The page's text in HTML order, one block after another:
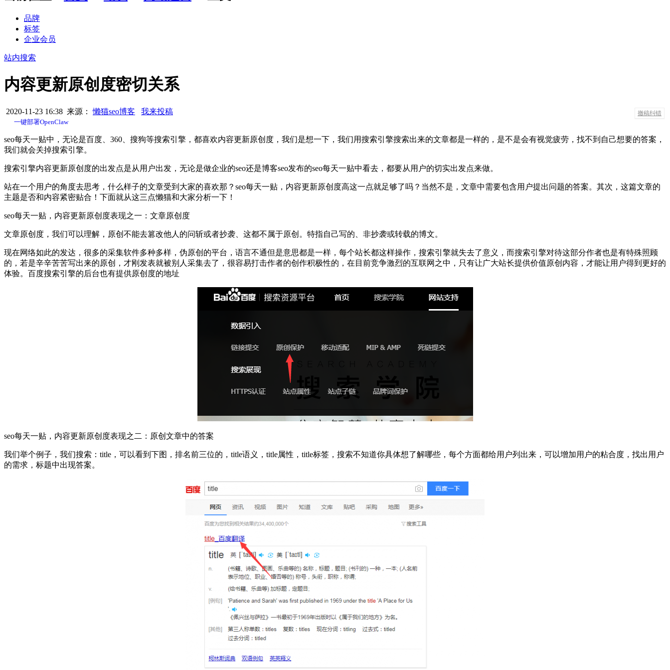
品牌
标签
企业会员
站内搜索
内容更新原创度密切关系
2020-11-23 16:38 来源：懒猫seo博客 我来投稿 撤稿纠错
一键部署OpenClaw
seo每天一贴中，无论是百度、360、搜狗等搜索引擎，都喜欢内容更新原创度，我们是想一下，我们用搜索引擎搜索出来的文章都是一样的，是不是会有视觉疲劳，找不到自己想要的答案，
我们就会关掉搜索引擎。
搜索引擎内容更新原创度的出发点是从用户出发，无论是做企业的seo还是博客seo发布的seo每天一贴中看去，都要从用户的切实出发点来做。
站在一个用户的角度去思考，什么样子的文章受到大家的喜欢那？seo每天一贴，内容更新原创度高这一点就足够了吗？当然不是，文章中需要包含用户提出问题的答案。其次，这篇文章的
主题是否和内容紧密贴合！下面就从这三点懒猫和大家分析一下！
seo每天一贴，内容更新原创度表现之一：文章原创度
文章原创度，我们可以理解，原创不能去篡改他人的问斩或者抄袭、这都不属于原创。特指自己写的、非抄袭或转载的博文。
现在网络如此的发达，很多的采集软件多种多样，伪原创的平台，语言不通但是意思都是一样，每个站长都这样操作，搜索引擎就失去了意义，而搜索引擎对待这部分作者也是有特殊照顾
的，若是辛辛苦苦写出来的原创，才刚发表就被别人采集去了，很容易打击作者的创作积极性的，在目前竞争激烈的互联网之中，只有让广大站长提供价值原创内容，才能让用户得到更好的
体验。百度搜索引擎的后台也有提供原创度的地址
seo每天一贴，内容更新原创度表现之二：原创文章中的答案
我们举个例子，我们搜索：title，可以看到下图，排名前三位的，title语义，title属性，title标签，搜索不知道你具体想了解哪些，每个方面都给用户列出来，可以增加用户的粘合度，找出用户
的需求，标题中出现答案。